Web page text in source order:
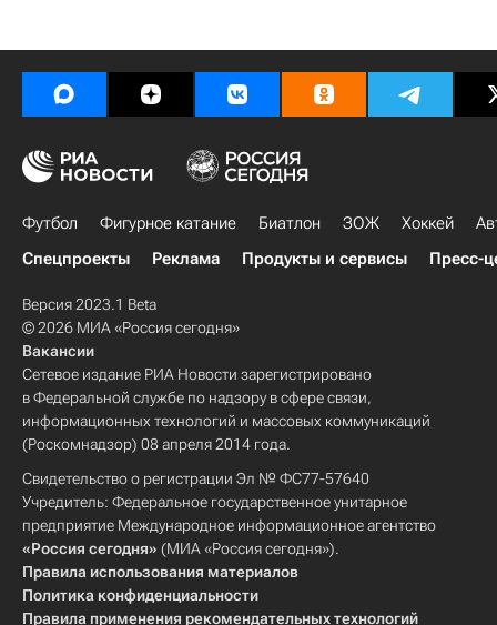
Футбол Фигурное катание Биатлон ЗОЖ Хоккей
Спецпроекты
Реклама Продукты и сервисы Пресс-
Версия 2023.1 Beta
© 2026 МИА «Россия сегодня»
Вакансии
Сетевое издание РИА Новости зарегистрировано
в Федеральной службе по надзору в сфере связи,
информационных технологий и массовых коммуникаций
(Роскомнадзор) 08 апреля 2014 года.
Свидетельство о регистрации Эл № ФС77-57640
Учредитель: Федеральное государственное унитарное
предприятие Международное информационное агентство
«Россия сегодня» (МИА «Россия сегодня»).
Правила использования материалов
Политика конфиденциальности
Правила применения рекомендательных технологий